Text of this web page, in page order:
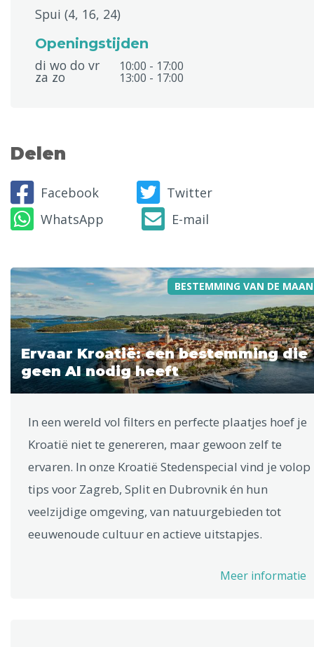
Spui (4, 16, 24)
Openingstijden
di wo do vr
10:00 - 17:00
za zo 13:00 - 17:00
Delen
Facebook
Twitter
WhatsApp
E-mail
BESTEMMING VAN DE
Ervaar Kroatië: een bestemming die
geen AI nodig heeft
In een wereld vol filters en perfecte plaatjes hoef je
Kroatië niet te genereren, maar gewoon zelf te
ervaren. In onze Kroatië Stedenspecial vind je volop
tips voor Zagreb, Split en Dubrovnik én hun
veelzijdige omgeving, van natuurgebieden tot
eeuwenoude cultuur en actieve uitstapjes.
Meer informatie